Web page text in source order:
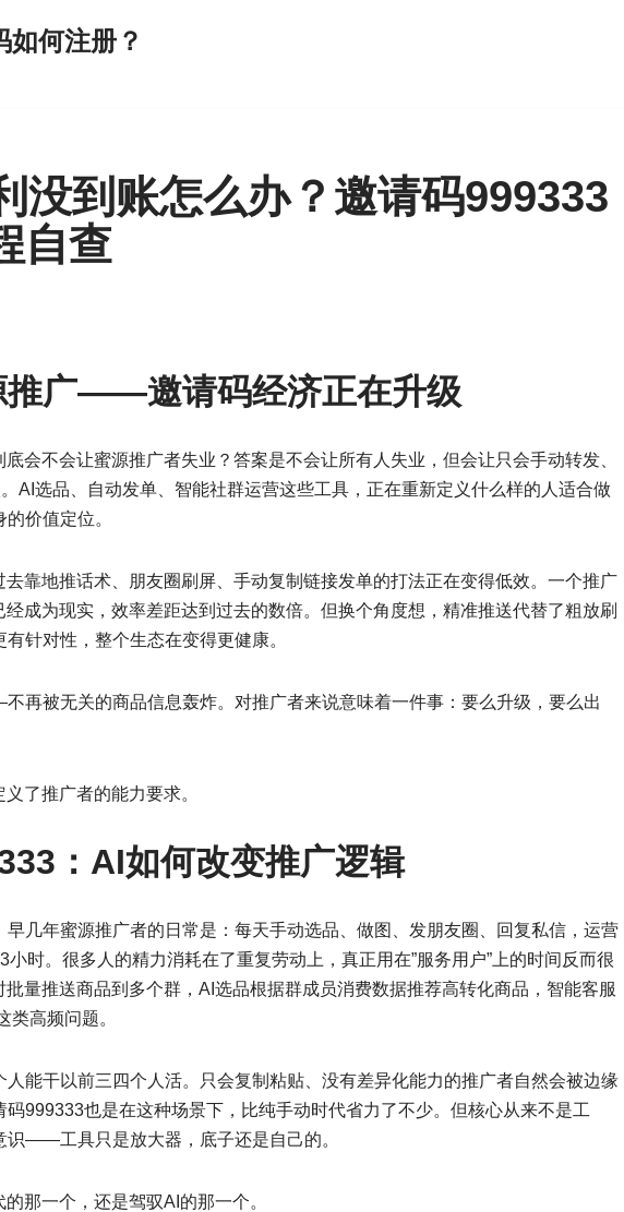
如何注册？
没到账怎么办？邀请码999333
自查
推广——邀请码经济正在升级
会不会让蜜源推广者失业？答案是不会让所有人失业，但会让只会手动转发、
AI选品、自动发单、智能社群运营这些工具，正在重新定义什么样的人适合做
价值定位。
靠地推话术、朋友圈刷屏、手动复制链接发单的打法正在变得低效。一个推广
成为现实，效率差距达到过去的数倍。但换个角度想，精准推送代替了粗放刷
针对性，整个生态在变得更健康。
再被无关的商品信息轰炸。对推广者来说意味着一件事：要么升级，要么出
了推广者的能力要求。
：AI如何改变推广逻辑
几年蜜源推广者的日常是：每天手动选品、做图、发朋友圈、回复私信，运营
时。很多人的精力消耗在了重复劳动上，真正用在”服务用户”上的时间反而很
量推送商品到多个群，AI选品根据群成员消费数据推荐高转化商品，智能客服
类高频问题。
能干以前三四个人活。只会复制粘贴、没有差异化能力的推广者自然会被边缘
999333也是在这种场景下，比纯手动时代省力了不少。但核心从来不是工
识——工具只是放大器，底子还是自己的。
那一个，还是驾驭AI的那一个。